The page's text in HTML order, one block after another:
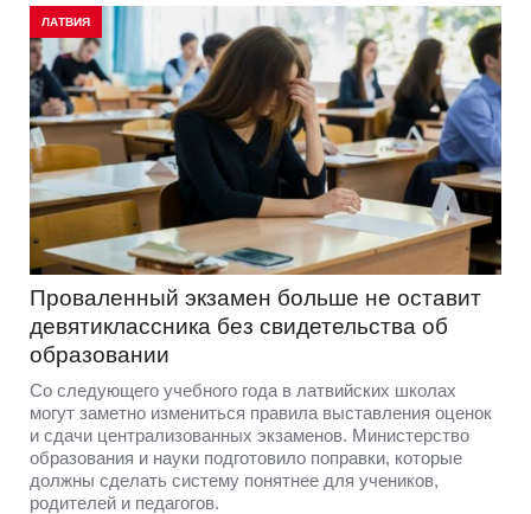
ЛАТВИЯ
Проваленный экзамен больше не оставит
девятиклассника без свидетельства об
образовании
Со следующего учебного года в латвийских школах
могут заметно измениться правила выставления оценок
и сдачи централизованных экзаменов. Министерство
образования и науки подготовило поправки, которые
должны сделать систему понятнее для учеников,
родителей и педагогов.